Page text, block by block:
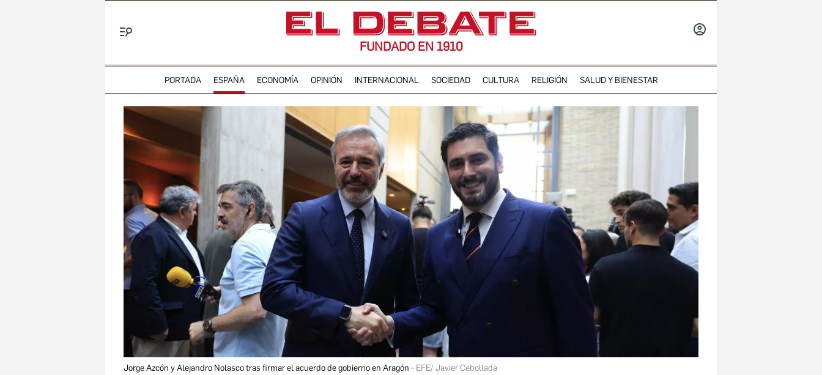
FUNDADO EN 1910
PORTADA ESPAÑA ECONOMÍA OPINIÓN INTERNACIONAL SOCIEDAD CULTURA RELIGIÓN SALUD Y BIENESTAR
Jorge Azcón y Alejandro Nolasco tras firmar el acuerdo de gobierno en Aragón EFE/ Javier Cebollada